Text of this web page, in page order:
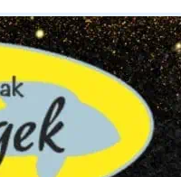
Home
Vissen
Producten
ziektes en medicatie
Informatie